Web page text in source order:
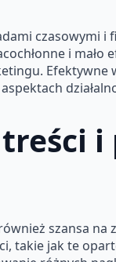
czasowymi
i
Efektywne
i
szansa na
takie jak te